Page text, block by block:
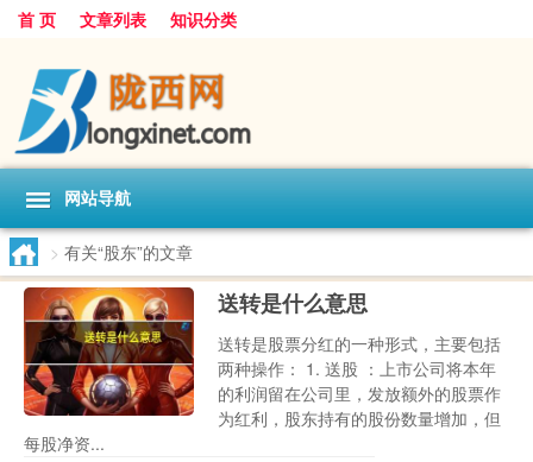
首 页 文章列表 知识分类
网站导航
> 有关“股东”的文章
送转是什么意思
送转是股票分红的一种形式，主要包括
两种操作： 1. 送股 ：上市公司将本年
的利润留在公司里，发放额外的股票作
为红利，股东持有的股份数量增加，但
每股净资...